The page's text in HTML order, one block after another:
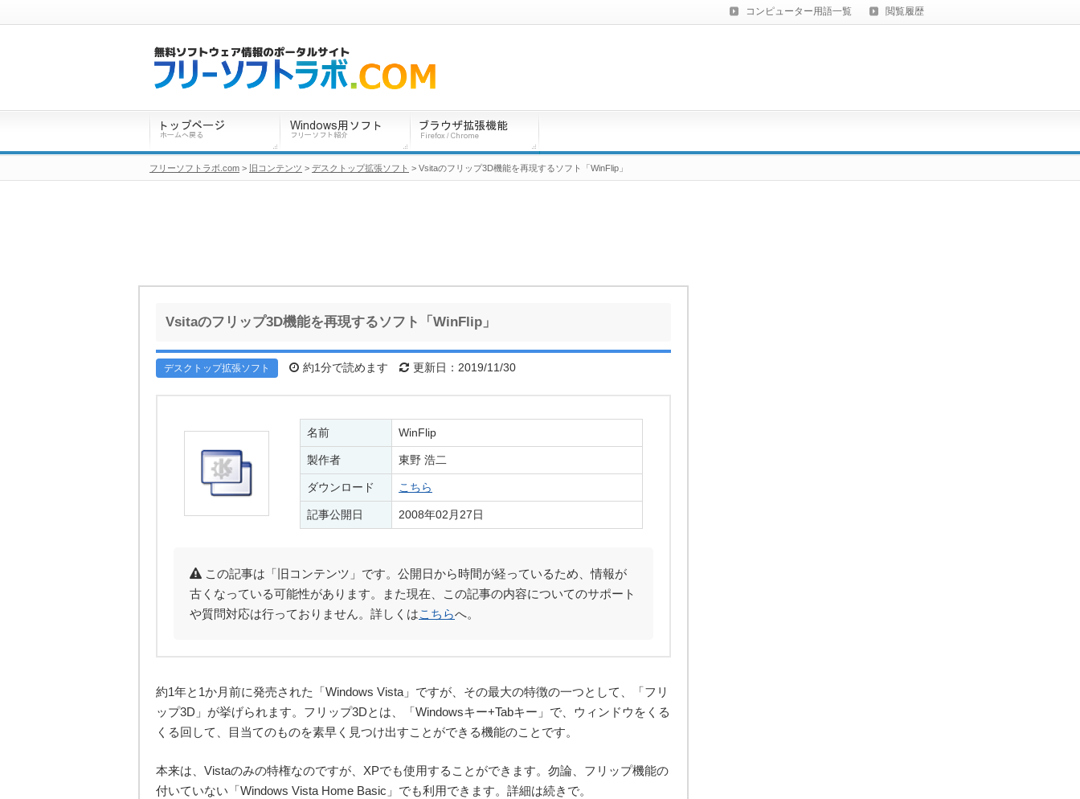
Vsitaのフリップ3D機能を再現するソフト「WinFlip」
デスクトップ拡張ソフト 約1分で読めます 更新日：2019/11/30
名前 WinFlip
製作者 東野 浩二
ダウンロード こちら
記事公開日 2008年02月27日
この記事は「旧コンテンツ」です。公開日から時間が経っているため、情報が
古くなっている可能性があります。また現在、この記事の内容についてのサポート
や質問対応は行っておりません。詳しくはこちらへ。
約1年と1か月前に発売された「Windows Vista」ですが、その最大の特徴の一つとして、「フリ
ップ3D」が挙げられます。フリップ3Dとは、「Windowsキー+Tabキー」で、ウィンドウをくる
くる回して、目当てのものを素早く見つけ出すことができる機能のことです。
本来は、Vistaのみの特権なのですが、XPでも使用することができます。勿論、フリップ機能の
付いていない「Windows Vista Home Basic」でも利用できます。詳細は続きで。
コンピューター用語一覧 閲覧履歴
フリーソフトラボ.com > 旧コンテンツ > デスクトップ拡張ソフト > Vsitaのフリップ3D機能を再現するソフト「WinFlip」